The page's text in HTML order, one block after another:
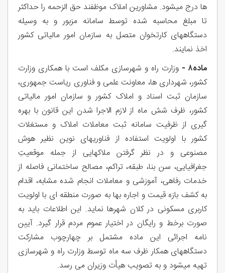
ها درج میشود. مشاورین املاک موظفند حق الزحمه را حداکثر
تا مبلغ محاسبه شده توسط سامانه مزبور و به وسیله
دستگاههای کارتخوان متصل به سازمان امور مالیاتی کشور
اخذ نمایند.
ماده۸ -
وزارت راه و شهرسازی مکلف است با همکاری وزارت
کشور، شهرداری ها، معاونت علمی و فناوری ریاست جمهوری،
سازمان ثبت اسناد و املاک کشور و سازمان امور مالیاتی
کشور، ظرف شش ماه از لازم الاجرا شدن این قانون با بهره
گیری از ظرفیت سامانه ثبت معاملات املاک و مستغلات
کشور با اولویت استفاده از فناوریهای نوین نظیر هوش
مصنوعی و در نظر گرفتن ملاکهایی از جمله موقعیتِ
جغرافیایی، سن بنا، طبقه، تراکم، مصالح ساختمانی فاصله از
خدمات رفاهی، آموزشی و معاملات انجام شده مشابه، اقدام
به کشف بازه قیمت و اجاره بها به صورت منطقه ای با اولویت
کاربری مسکونی در کلان شهرها نماید. این اطلاعات باید به
صورت برخط و رایگان در اختیار عموم مردم قرار گیرد. آیین
نامه اجرائی این ماده مشتمل بر چهارچوب مشارکت
دستگاههای همکار ظرف سه ماه توسط وزارت راه و شهرسازی
تهیه میشود و به تصویب هیأت وزیران می رسد.